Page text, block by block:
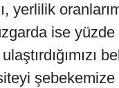
yerlilik
ise yüzde